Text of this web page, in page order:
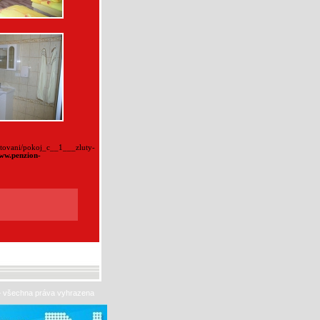
pokoj_c__1___zluty-
všechna práva vyhrazena